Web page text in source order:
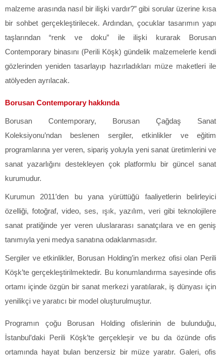
malzeme arasında nasıl bir ilişki vardır?” gibi sorular üzerine kısa
bir sohbet gerçekleştirilecek. Ardından, çocuklar tasarımın yapı
taşlarından “renk ve doku” ile ilişki kurarak Borusan
Contemporary binasını (Perili Köşk) gündelik malzemelerle kendi
gözlerinden yeniden tasarlayıp hazırladıkları müze maketleri ile
atölyeden ayrılacak.
Borusan Contemporary hakkında
Borusan Contemporary, Borusan Çağdaş Sanat
Koleksiyonu’ndan beslenen sergiler, etkinlikler ve eğitim
programlarına yer veren, sipariş yoluyla yeni sanat üretimlerini ve
sanat yazarlığını destekleyen çok platformlu bir güncel sanat
kurumudur.
Kurumun 2011’den bu yana yürüttüğü faaliyetlerin belirleyici
özelliği, fotoğraf, video, ses, ışık, yazılım, veri gibi teknolojilere
sanat pratiğinde yer veren uluslararası sanatçılara ve en geniş
tanımıyla yeni medya sanatına odaklanmasıdır.
Sergiler ve etkinlikler, Borusan Holding’in merkez ofisi olan Perili
Köşk’te gerçekleştirilmektedir. Bu konumlandırma sayesinde ofis
ortamı içinde özgün bir sanat merkezi yaratılarak, iş dünyası için
yenilikçi ve yaratıcı bir model oluşturulmuştur.
Programın çoğu Borusan Holding ofislerinin de bulunduğu,
İstanbul’daki Perili Köşk’te gerçekleşir ve bu da özünde ofis
ortamında hayat bulan benzersiz bir müze yaratır. Galeri, ofis